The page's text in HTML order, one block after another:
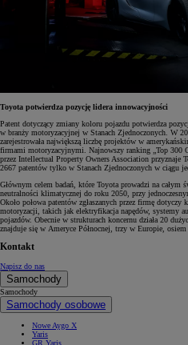
Toyota potwierdza pozycję lidera innowacyjności
Patent dotyczący zmiany koloru pojazdu potwierdza
w branży motoryzacyjnej w Stanach Zjednoczonych. W
zarejestrowała największą liczbę projektów w
firmami motoryzacyjnymi. Najnowszy ranking „Top 300
przez Intellectual Property Owners Association przyznaje
2667 patentów tylko w Stanach Zjednoczonych w ciągu
Głównym celem badań, które Toyota prowadzi na całym
neutralności klimatycznej do roku 2050, przy
Około połowa patentów zgłaszanych przez firmę dotyczy
motoryzacji, takich jak elektryfikacja napędów, systemy
pojazdów. Obecnie w strukturach koncernu działa 20
znajduje się w Ameryce Północnej, trzy w Europie,
Kontakt
Napisz do nas
Samochody
Samochody
Samochody osobowe
Nowe Aygo X
Yaris
GR Yaris